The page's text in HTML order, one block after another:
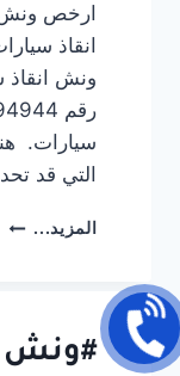
ارخص ونش
انقاذ
ونش انقاذ
سيارات.
التي قد
المزيد...
#ونش